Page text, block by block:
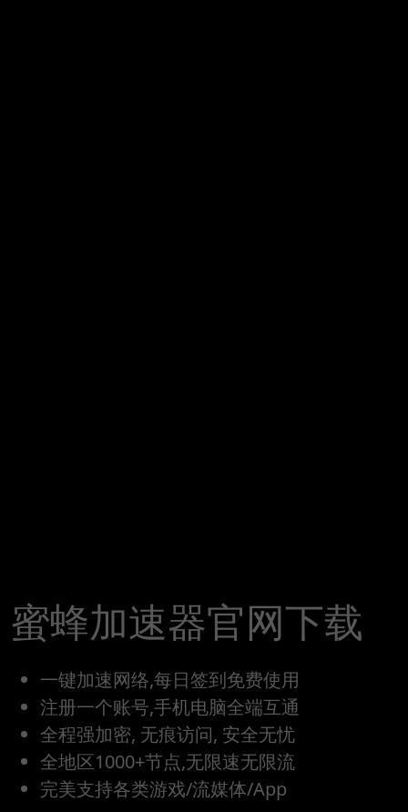
蜜蜂加速器官网下载
一键加速网络,每日签到免费使用
注册一个账号,手机电脑全端互通
全程强加密, 无痕访问, 安全无忧
全地区1000+节点,无限速无限流
完美支持各类游戏/流媒体/App